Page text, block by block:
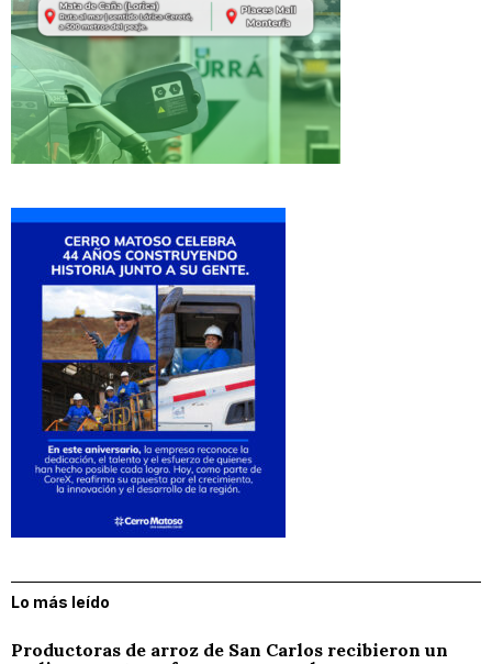
Lo más leído
Productoras de arroz de San Carlos recibieron un